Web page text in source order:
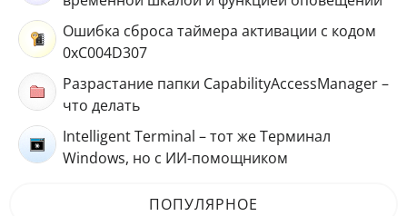
Ошибка сброса таймера активации с кодом
0xC004D307
Разрастание папки CapabilityAccessManager –
что делать
Intelligent Terminal – тот же Терминал
Windows, но с ИИ-помощником
ПОПУЛЯРНОЕ